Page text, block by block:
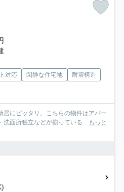
対応 閑静な住宅地
耐震構造
居にピッタリ。こちらの物件はアパー
洗面所独立などが揃っている... もっと